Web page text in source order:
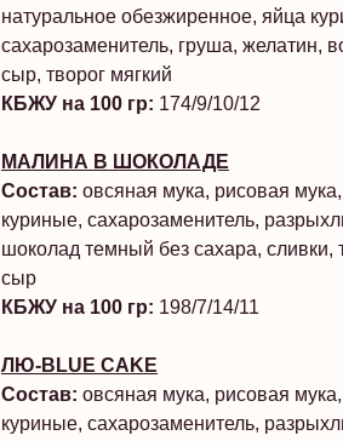
натуральное обезжиренное, яйца
сахарозаменитель, груша, желатин,
сыр, творог мягкий
КБЖУ на 100 гр: 174/9/10/12
МАЛИНА В ШОКОЛАДЕ
Состав: овсяная мука, рисовая
куриные, сахарозаменитель,
шоколад темный без сахара,
сыр
КБЖУ на 100 гр: 198/7/14/11
ЛЮ-BLUE CAKE
Состав: овсяная мука, рисовая
куриные, сахарозаменитель,